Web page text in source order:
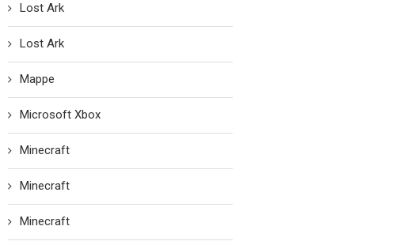
Lost Ark
Lost Ark
Mappe
Microsoft Xbox
Minecraft
Minecraft
Minecraft